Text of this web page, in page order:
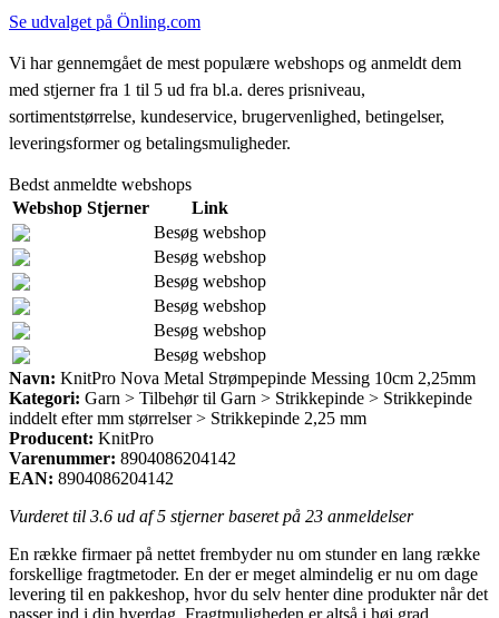
Se udvalget på Önling.com
Vi har gennemgået de mest populære webshops og anmeldt dem
med stjerner fra 1 til 5 ud fra bl.a. deres prisniveau,
sortimentstørrelse, kundeservice, brugervenlighed, betingelser,
leveringsformer og betalingsmuligheder.
Bedst anmeldte webshops
Webshop Stjerner
Link
Besøg webshop
Besøg webshop
Besøg webshop
Besøg webshop
Besøg webshop
Besøg webshop
Navn: KnitPro Nova Metal Strømpepinde Messing 10cm 2,25mm
Kategori: Garn > Tilbehør til Garn > Strikkepinde > Strikkepinde
inddelt efter mm størrelser > Strikkepinde 2,25 mm
Producent: KnitPro
Varenummer: 8904086204142
EAN: 8904086204142
Vurderet til 3.6 ud af 5 stjerner baseret på 23 anmeldelser
En række firmaer på nettet frembyder nu om stunder en lang række
forskellige fragtmetoder. En der er meget almindelig er nu om dage
levering til en pakkeshop, hvor du selv henter dine produkter når det
passer ind i din hverdag. Fragtmuligheden er altså i høj grad